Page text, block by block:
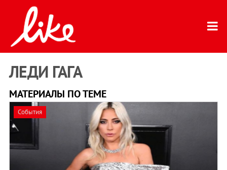
ЛЕДИ ГАГА
МАТЕРИАЛЫ ПО ТЕМЕ
События